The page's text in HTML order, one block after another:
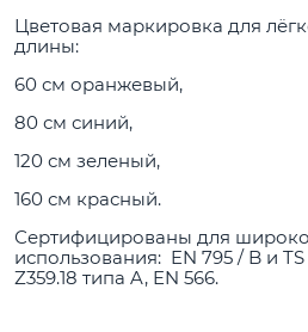
Цветовая маркировка для
длины:
60 см оранжевый,
80 см синий,
120 см зеленый,
160 см красный.
Сертифицированы для
использования: EN 795 / B и TS
Z359.18 типа A, EN 566.